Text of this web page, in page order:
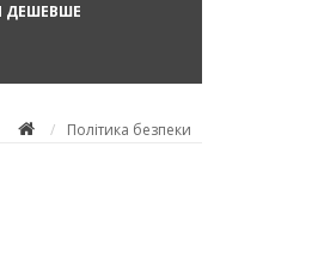
ДЕШЕВШЕ
Політика безпеки